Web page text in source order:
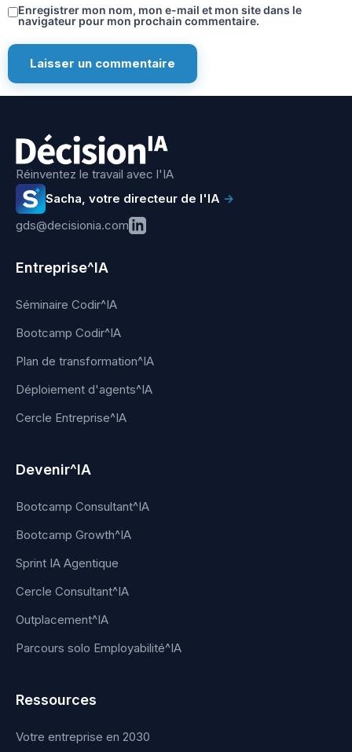
Enregistrer mon nom, mon e-mail et mon site dans le
navigateur pour mon prochain commentaire.
Réinventez le travail avec l'IA
Sacha, votre directeur de l'IA →
gds@decisionia.com
Entreprise^IA
Séminaire Codir^IA
Bootcamp Codir^IA
Plan de transformation^IA
Déploiement d'agents^IA
Cercle Entreprise^IA
Devenir^IA
Bootcamp Consultant^IA
Bootcamp Growth^IA
Sprint IA Agentique
Cercle Consultant^IA
Outplacement^IA
Parcours solo Employabilité^IA
Ressources
Votre entreprise en 2030